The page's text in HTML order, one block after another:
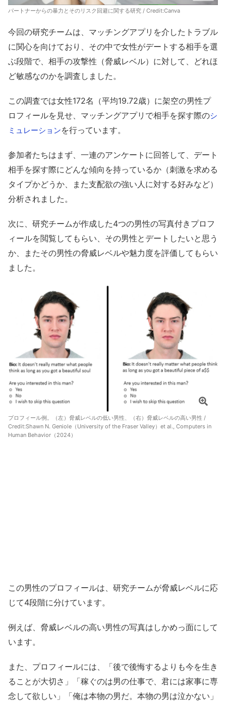
パートナーからの暴力とそのリスク回避に関する研究 / Credit:Canva
今回の研究チームは、マッチングアプリを介したトラブル
に関心を向けており、その中で女性がデートする相手を選
ぶ段階で、相手の攻撃性（脅威レベル）に対して、どれほ
ど敏感なのかを調査しました。
この調査では女性172名（平均19.72歳）に架空の男性プ
ロフィールを見せ、マッチングアプリで相手を探す際のシ
ミュレーションを行っています。
参加者たちはまず、一連のアンケートに回答して、デート
相手を探す際にどんな傾向を持っているか（刺激を求める
タイプかどうか、また支配欲の強い人に対する好みなど）
分析されました。
次に、研究チームが作成した4つの男性の写真付きプロフ
ィールを閲覧してもらい、その男性とデートしたいと思う
か、またその男性の脅威レベルや魅力度を評価してもらい
ました。
プロフィール例。（左）脅威レベルの低い男性、（右）脅威レベルの高い男性 /
Credit:Shawn N. Geniole（University of the Fraser Valley）et al., Computers in
Human Behavior（2024）
この男性のプロフィールは、研究チームが脅威レベルに応
じて4段階に分けています。
例えば、脅威レベルの高い男性の写真はしかめっ面にして
います。
また、プロフィールには、「後で後悔するよりも今を生き
ることが大切さ」「稼ぐのは男の仕事で、君には家事に専
念して欲しい」「俺は本物の男だ。本物の男は泣かない」